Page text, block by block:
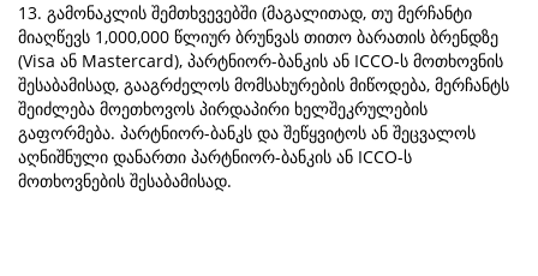
13. გამონაკლის შემთხვევებში (მაგალითად, თუ მერჩანტი
მიაღწევს 1,000,000 წლიურ ბრუნვას თითო ბარათის ბრენდზე
(Visa ან Mastercard), პარტნიორ-ბანკის ან ICCO-ს მოთხოვნის
შესაბამისად, გააგრძელოს მომსახურების მიწოდება, მერჩანტს
შეიძლება მოეთხოვოს პირდაპირი ხელშეკრულების
გაფორმება. პარტნიორ-ბანკს და შეწყვიტოს ან შეცვალოს
აღნიშნული დანართი პარტნიორ-ბანკის ან ICCO-ს
მოთხოვნების შესაბამისად.